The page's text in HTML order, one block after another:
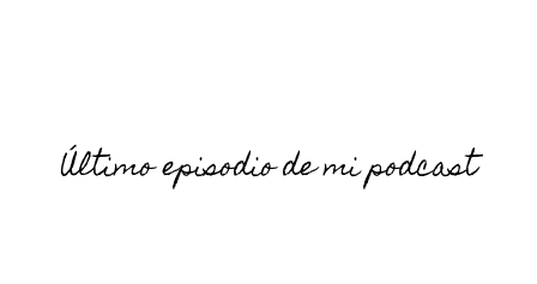
Último episodio de mi podcast